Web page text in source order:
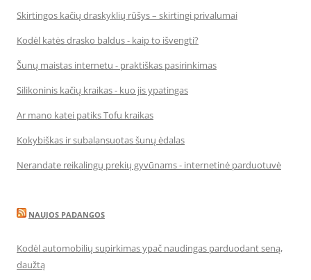
Skirtingos kačių draskyklių rūšys – skirtingi privalumai
Kodėl katės drasko baldus - kaip to išvengti?
Šunų maistas internetu - praktiškas pasirinkimas
Silikoninis kačių kraikas - kuo jis ypatingas
Ar mano katei patiks Tofu kraikas
Kokybiškas ir subalansuotas šunų ėdalas
Nerandate reikalingų prekių gyvūnams - internetinė parduotuvė
NAUJOS PADANGOS
Kodėl automobilių supirkimas ypač naudingas parduodant seną,
daužtą